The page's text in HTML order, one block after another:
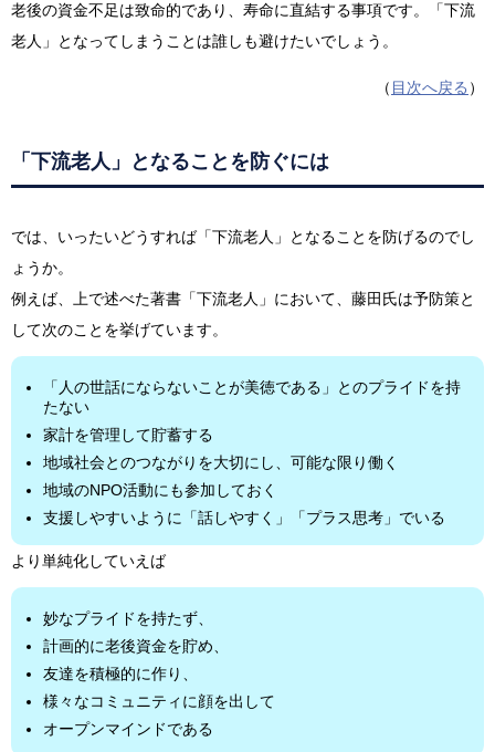
老後の資金不足は致命的であり、寿命に直結する事項です。「下流
老人」となってしまうことは誰しも避けたいでしょう。
（ 目次へ戻る ）
「下流老人」となることを防ぐには
では、いったいどうすれば「下流老人」となることを防げるのでし
ょうか。
例えば、上で述べた著書「下流老人」において、藤田氏は予防策と
して次のことを挙げています。
「人の世話にならないことが美徳である」とのプライドを持
たない
家計を管理して貯蓄する
地域社会とのつながりを大切にし、可能な限り働く
地域のNPO活動にも参加しておく
支援しやすいように「話しやすく」「プラス思考」でいる
より単純化していえば
妙なプライドを持たず、
計画的に老後資金を貯め、
友達を積極的に作り、
様々なコミュニティに顔を出して
オープンマインドである